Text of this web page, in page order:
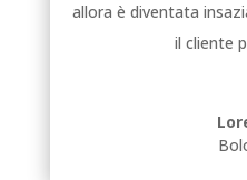
allora è diventata
il cliente